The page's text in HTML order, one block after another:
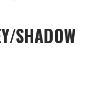
SHADOW